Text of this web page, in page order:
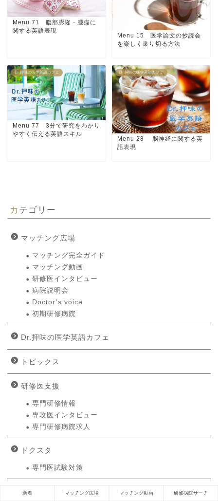
Menu 71 腹部膨隆・腫瘤に
関する英語表現
Menu 15 医学論文の抄読会
を楽しく乗り切る方法
Dr.押味の医学英語カフェ
Menu 77 3分で研究をわかり
やすく伝える英語スキル
Dr.押味の医学英語カフェ
Menu 28 脳神経に関する英
語表現
カテゴリー
マッチング広場
マッチング完全ガイド
マッチング動画
研修医インタビュー
病院説明会
Doctor’s voice
初期研修病院
Dr.押味の医学英語カフェ
トピックス
研修医支援
専門研修情報
専攻医インタビュー
専門研修病院求人
ドクスタ
専門医試験対策
新着 マッチング広場 マッチング動画 研修病院サーチ